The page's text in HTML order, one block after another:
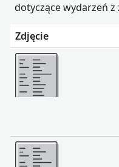
dotyczące wydarzeń z
Zdjęcie
Więcej
Więcej